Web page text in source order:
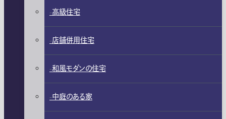
高級住宅
店舗併用住宅
和風モダンの住宅
中庭のある家